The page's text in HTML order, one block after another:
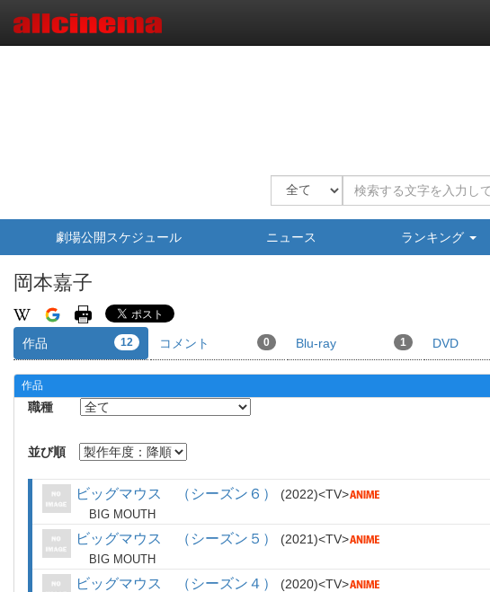
劇場公開スケジュール ニュース ランキング
岡本嘉子
作品 12 コメント 0 Blu-ray 1 DVD
作品
職種
並び順
ビッグマウス （シーズン６） 2022 TV
BIG MOUTH
ビッグマウス （シーズン５） 2021 TV
BIG MOUTH
ビッグマウス （シーズン４） 2020 TV